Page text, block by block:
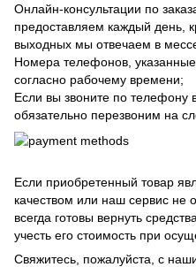
Онлайн-консультации по
предоставляем каждый день,
выходных мы отвечаем в
Номера телефонов, указанные
согласно рабочему времени;
Если вы звоните по
обязательно перезвоним на
Если приобретенный товар
качеством или наш сервис не
всегда готовы вернуть
учесть его стоимость при
Свяжитесь, пожалуйста, с